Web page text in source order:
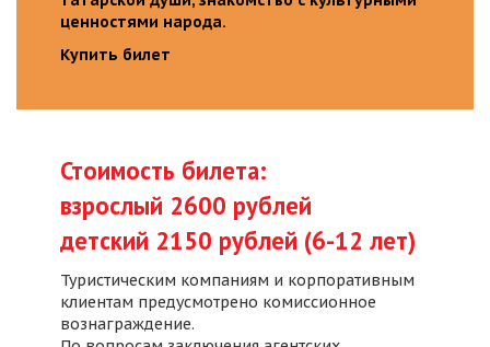
ценностями народа.
Купить билет
Стоимость билета:
взрослый 2600 рублей
детский 2150 рублей (6-12 лет)
Туристическим компаниям и корпоративным
клиентам предусмотрено комиссионное
вознаграждение.